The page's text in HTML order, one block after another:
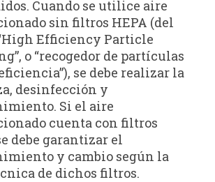
Cuando se utilice aire
sin filtros HEPA (del
Efficiency Particle
o “recogedor de partículas
se debe realizar la
desinfección y
Si el aire
cuenta con filtros
debe garantizar el
y cambio según la
de dichos filtros.